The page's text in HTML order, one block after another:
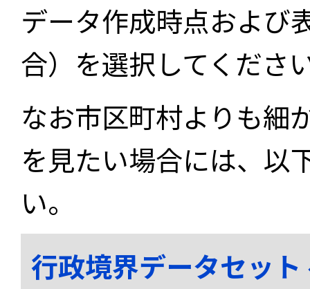
データ作成時点および
合）を選択してくださ
なお市区町村よりも細
を見たい場合には、以
い。
行政境界データセッ